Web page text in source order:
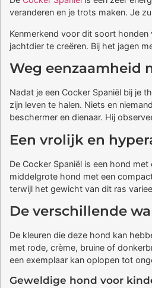
veranderen en je trots maken. Je
Kenmerkend voor dit soort
jachtdier te creëren. Bij het jagen
Weg eenzaamheid
Nadat je een Cocker Spaniël bij je
zijn leven te halen. Niets en
beschermer en dienaar. Hij
Een vrolijk en
De Cocker Spaniël is een hond
middelgrote hond met een
terwijl het gewicht van dit ras
De verschillende
De kleuren die deze hond kan
met rode, crème, bruine of
een exemplaar kan oplopen tot
Geweldige hond voor